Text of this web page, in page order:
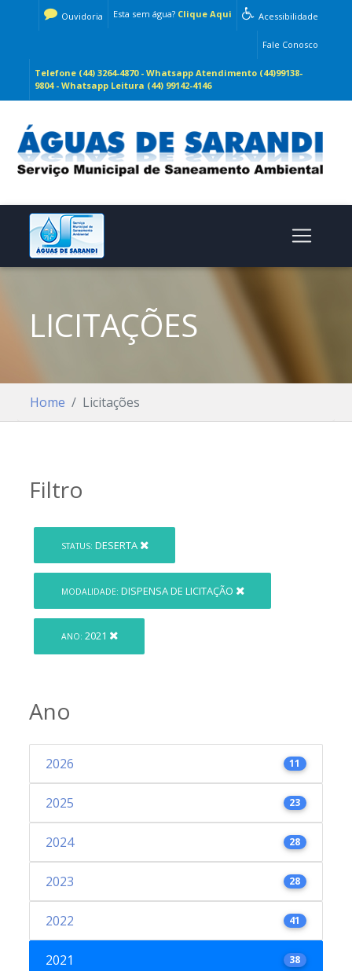
Acessibilidade
Esta sem água? Clique Aqui
Ouvidoria
Fale Conosco
Telefone (44) 3264-4870 - Whatsapp Atendimento (44)99138-
9804 - Whatsapp Leitura (44) 99142-4146
LICITAÇÕES
Home Licitações
Filtro
STATUS: DESERTA
MODALIDADE: DISPENSA DE LICITAÇÃO
ANO: 2021
Ano
2026 11
2025 23
2024 28
2023 28
2022 41
2021 38